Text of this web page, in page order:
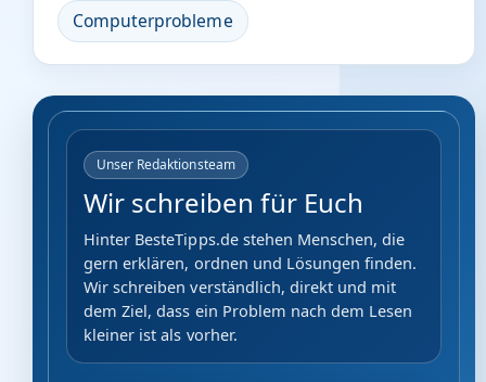
Computerprobleme
Unser Redaktionsteam
Wir schreiben für Euch
Hinter BesteTipps.de stehen Menschen, die
gern erklären, ordnen und Lösungen finden.
Wir schreiben verständlich, direkt und mit
dem Ziel, dass ein Problem nach dem Lesen
kleiner ist als vorher.